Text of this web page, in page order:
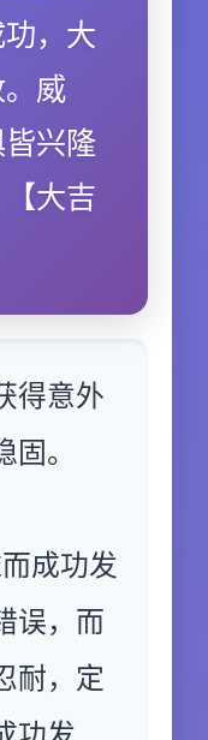
，大
威
兴隆
大吉
得意外
。
成功发
误，而
耐，定